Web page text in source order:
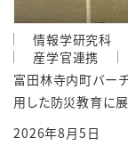
情報学研究科
産学官連携
富田林寺内町バー
用した防災教育に
2026年8月5日